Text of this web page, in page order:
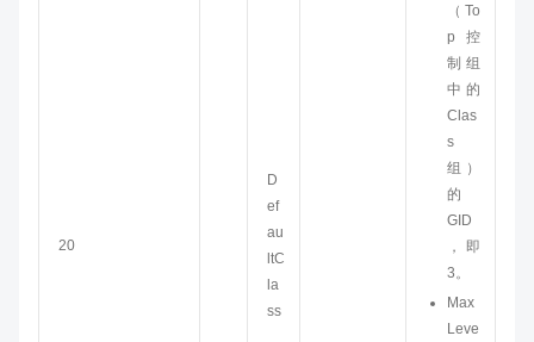
20
D
ef
au
ltC
la
ss
（To
p控
制组
中的
Clas
s
组）
的
GID
，即
3。
Max
Leve